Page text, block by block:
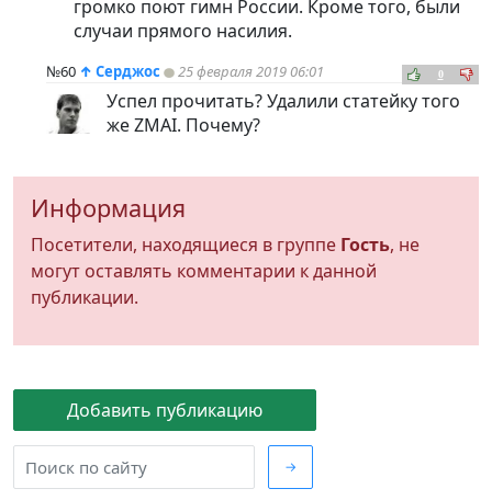
Добавить публикацию
→
громко поют гимн России. Кроме того, были
случаи прямого насилия.
№60 ↑ Серджос 25 февраля 2019 06:01 0
Успел прочитать? Удалили статейку того
же ZMAI. Почему?
Информация
Посетители, находящиеся в группе Гость, не
могут оставлять комментарии к данной
публикации.